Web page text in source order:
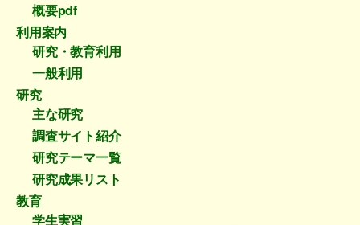
概要pdf
利用案内
研究・教育利用
一般利用
研究
主な研究
調査サイト紹介
研究テーマ一覧
研究成果リスト
教育
学生実習